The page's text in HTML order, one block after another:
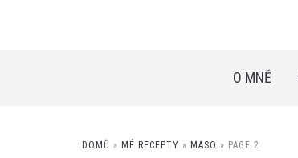
O MNĚ
DOMŮ » MÉ RECEPTY » MASO » PAGE 2